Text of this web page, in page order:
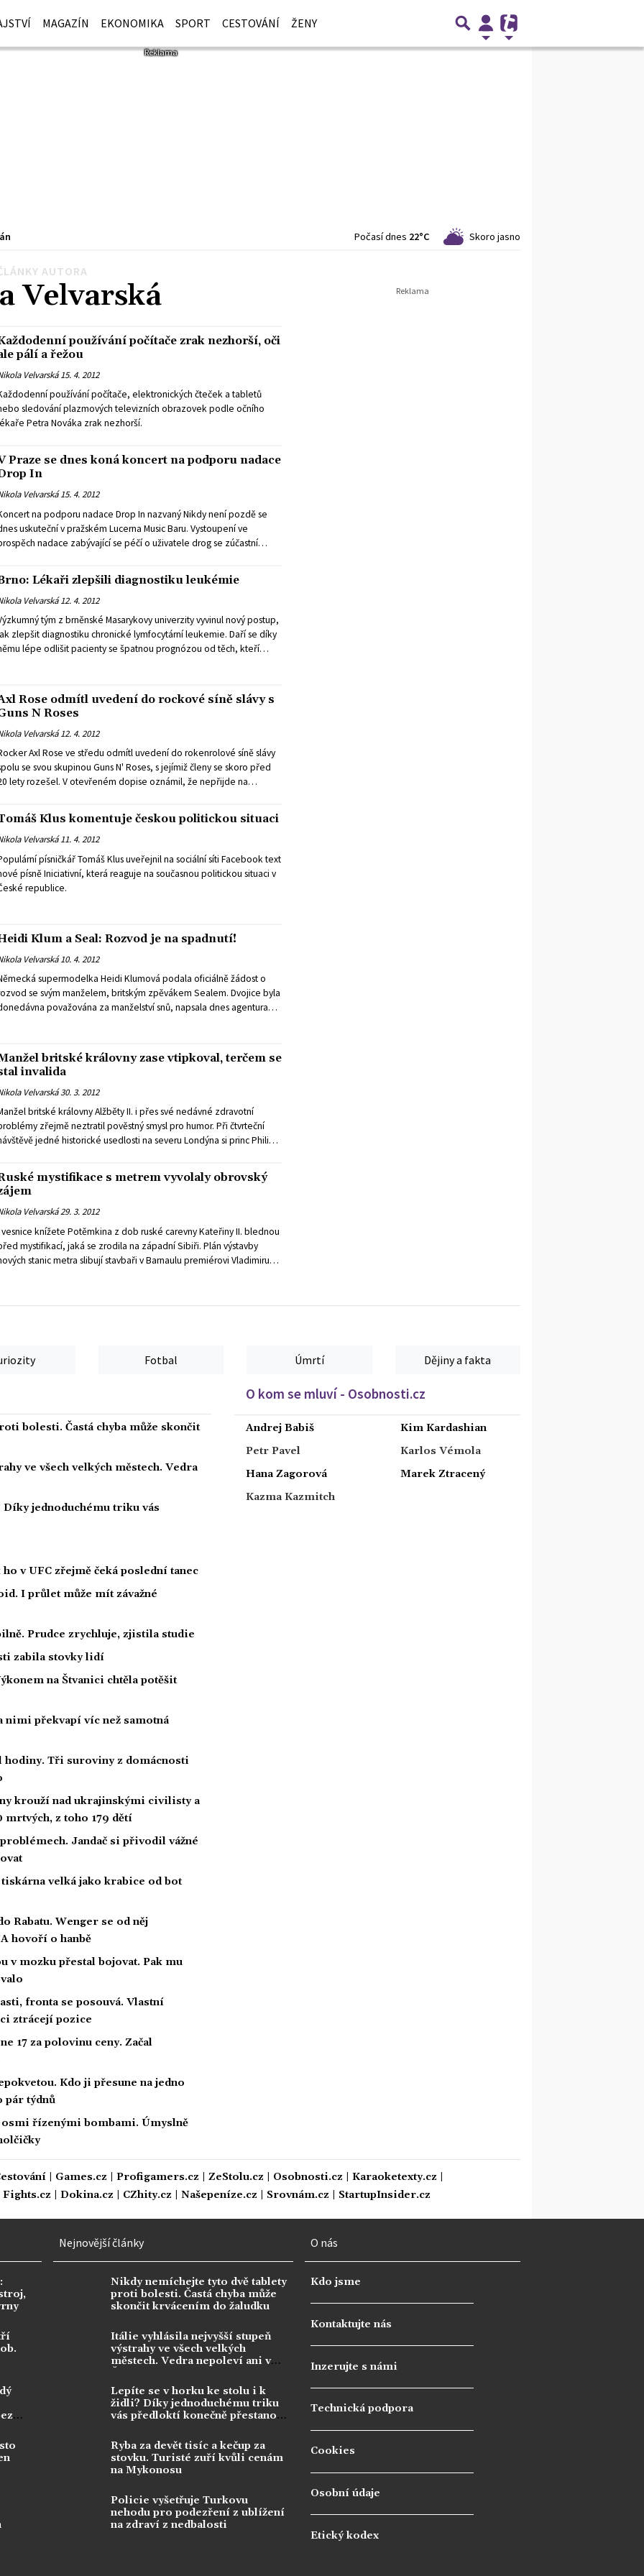
MAGAZÍN EKONOMIKA SPORT CESTOVÁNÍ ŽENY
Počasí dnes 22°C Skoro jasno
AUTORA
Velvarská
používání počítače zrak nezhorší, oči
pálí a řežou
Velvarská 15. 4. 2012
používání počítače, elektronických čteček a tabletů
sledování plazmových televizních obrazovek podle očního
Petra Nováka zrak nezhorší.
Praze se dnes koná koncert na podporu nadace
In
Velvarská 15. 4. 2012
na podporu nadace Drop In nazvaný Nikdy není pozdě se
uskuteční v pražském Lucerna Music Baru. Vystoupení ve
nadace zabývající se péčí o uživatele drog se zúčastní
Abraxas, Mig 21, Prago Union, Jasná Páka a další.
Lékaři zlepšili diagnostiku leukémie
Velvarská 12. 4. 2012
tým z brněnské Masarykovy univerzity vyvinul nový postup,
zlepšit diagnostiku chronické lymfocytární leukemie. Daří se díky
lépe odlišit pacienty se špatnou prognózou od těch, kteří
Rose odmítl uvedení do rockové síně slávy s
N Roses
Velvarská 12. 4. 2012
Axl Rose ve středu odmítl uvedení do rokenrolové síně slávy
se svou skupinou Guns N' Roses, s jejímiž členy se skoro před
lety rozešel. V otevřeném dopise oznámil, že nepřijde na
uveden.
Klus komentuje českou politickou situaci
Velvarská 11. 4. 2012
písničkář Tomáš Klus uveřejnil na sociální síti Facebook text
písně Iniciativní, která reaguje na současnou politickou situaci v
republice.
Klum a Seal: Rozvod je na spadnutí!
Velvarská 10. 4. 2012
supermodelka Heidi Klumová podala oficiálně žádost o
se svým manželem, britským zpěvákem Sealem. Dvojice byla
považována za manželství snů, napsala dnes agentura
britské královny zase vtipkoval, terčem se
invalida
Velvarská 30. 3. 2012
britské královny Alžběty II. i přes své nedávné zdravotní
zřejmě neztratil pověstný smysl pro humor. Při čtvrteční
jedné historické usedlosti na severu Londýna si princ Philip
mystifikace s metrem vyvolaly obrovský
Velvarská29. 3. 2012
vesnice knížete Potěmkina z dob ruské carevny Kateřiny II. blednou
mystifikací, jaká se zrodila na západní Sibiři. Plán výstavby
stanic metra slibují stavbaři v Barnaulu premiérovi Vladimiru
Fotbal Úmrtí Dějiny a fakta
bolesti. Častá chyba může skončit
ve všech velkých městech. Vedra
jednoduchému triku vás
v UFC zřejmě čeká poslední tanec
I průlet může mít závažné
Prudce zrychluje, zjistila studie
zabila stovky lidí
na Štvanici chtěla potěšit
nimi překvapí víc než samotná
hodiny. Tři suroviny z domácnosti
krouží nad ukrajinskými civilisty a
z toho 179 dětí
Jandač si přivodil vážné
velká jako krabice od bot
Rabatu. Wenger se od něj
hovoří o hanbě
v mozku přestal bojovat. Pak mu
fronta se posouvá. Vlastní
ztrácejí pozice
17 za polovinu ceny. Začal
Kdo ji přesune na jedno
pár týdnů
řízenými bombami. Úmyslně
O kom se mluví - Osobnosti.cz
Andrej Babiš
Petr Pavel
Hana Zagorová
Kazma Kazmitch
Kim Kardashian
Karlos Vémola
Marek Ztracený
Games.cz Profigamers.cz ZeStolu.cz Osobnosti.cz Karaoketexty.cz
Fights.cz Dokina.cz CZhity.cz Našepeníze.cz Srovnám.cz StartupInsider.cz
Nejnovější články
Nikdy nemíchejte tyto dvě tablety
proti bolesti. Častá chyba může
skončit krvácením do žaludku
Itálie vyhlásila nejvyšší stupeň
výstrahy ve všech velkých
městech. Vedra nepoleví ani v
Lepíte se v horku ke stolu i k
židli? Díky jednoduchému triku
vás předloktí konečně přestanou
Ryba za devět tisíc a kečup za
stovku. Turisté zuří kvůli cenám
na Mykonosu
Policie vyšetřuje Turkovu
nehodu pro podezření z ublížení
na zdraví z nedbalosti
O nás
Kdo jsme
Kontaktujte nás
Inzerujte s námi
Technická podpora
Cookies
Osobní údaje
Etický kodex